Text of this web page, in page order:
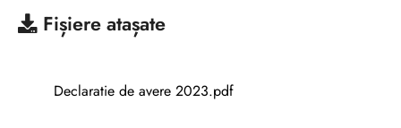
Fișiere atașate
Declaratie de avere 2023.pdf